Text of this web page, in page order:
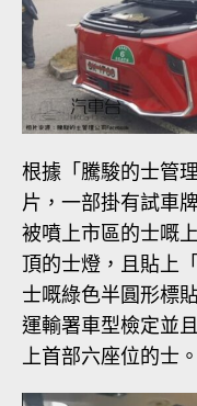
根據「騰駿的士管
片，一部掛有試車
被噴上市區的士嘅
頂的士燈，且貼上
士嘅綠色半圓形標
運輸署車型檢定並
上首部六座位的士。